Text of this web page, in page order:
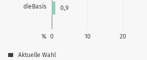
dieBasis
0 10 20
%
0,9
Aktuelle Wahl